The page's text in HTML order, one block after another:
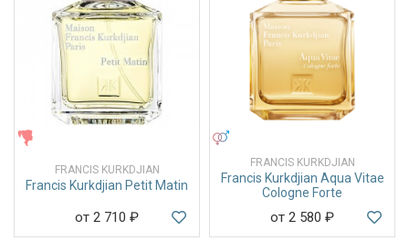
FRANCIS KURKDJIAN
Francis Kurkdjian Petit Matin
от 2 710 ₽
FRANCIS KURKDJIAN
Francis Kurkdjian Aqua Vitae
Cologne Forte
от 2 580 ₽